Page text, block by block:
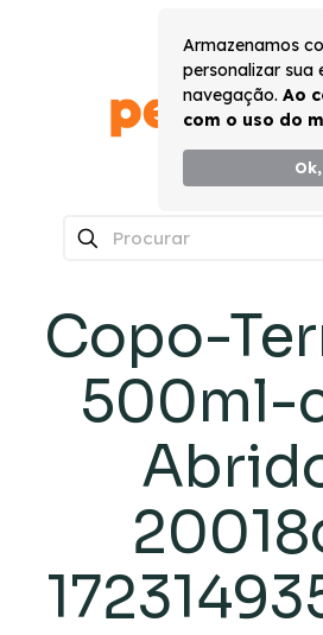
Armazenamos
personalizar sua
navegação. Ao
com o uso do
Copo-
500ml-